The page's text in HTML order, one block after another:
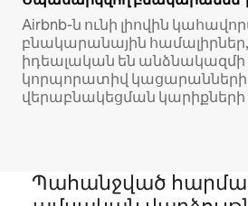
Airbnb-ն ունի լիովին
բնակարանային
իդեալական են
կորպորատիվ
վերաբնակեցման
Պահանջված